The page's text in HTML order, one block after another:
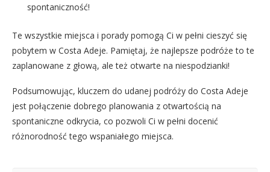
spontaniczność!
Te wszystkie miejsca i porady pomogą Ci w pełni cieszyć się
pobytem w Costa Adeje. Pamiętaj, że najlepsze podróże to te
zaplanowane z głową, ale też otwarte na niespodzianki!
Podsumowując, kluczem do udanej podróży do Costa Adeje
jest połączenie dobrego planowania z otwartością na
spontaniczne odkrycia, co pozwoli Ci w pełni docenić
różnorodność tego wspaniałego miejsca.